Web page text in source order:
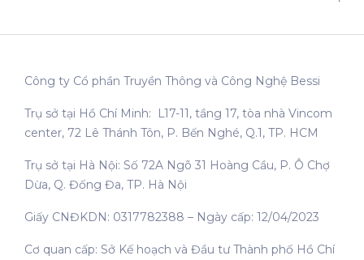
Công ty Cổ phần Truyền Thông và Công Nghệ Bessi
Trụ sở tại Hồ Chí Minh: L17-11, tầng 17, tòa nhà Vincom
center, 72 Lê Thánh Tôn, P. Bến Nghé, Q.1, TP. HCM
Trụ sở tại Hà Nội: Số 72A Ngõ 31 Hoàng Cầu, P. Ô Chợ
Dừa, Q. Đống Đa, TP. Hà Nội
Giấy CNĐKDN: 0317782388 – Ngày cấp: 12/04/2023
Cơ quan cấp: Sở Kế hoạch và Đầu tư Thành phố Hồ Chí